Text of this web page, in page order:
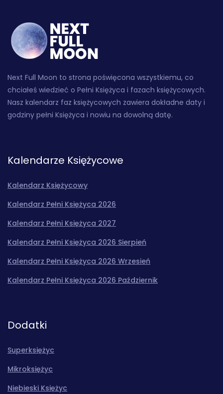
Next Full Moon to strona poświęcona wszystkiemu, co
chciałeś wiedzieć o Pełni Księżyca i fazach księżycowych.
Nasz kalendarz faz księżycowych zawiera dokładne daty i
godziny pełni Księżyca i nowiu na dowolną datę.
Kalendarze Księżycowe
Kalendarz Księżycowy
Kalendarz Pełni Księżyca 2026
Kalendarz Pełni Księżyca 2027
Kalendarz Pełni Księżyca 2026 Sierpień
Kalendarz Pełni Księżyca 2026 Wrzesień
Kalendarz Pełni Księżyca 2026 Październik
Dodatki
Superksiężyc
Mikroksiężyc
Niebieski Księżyc